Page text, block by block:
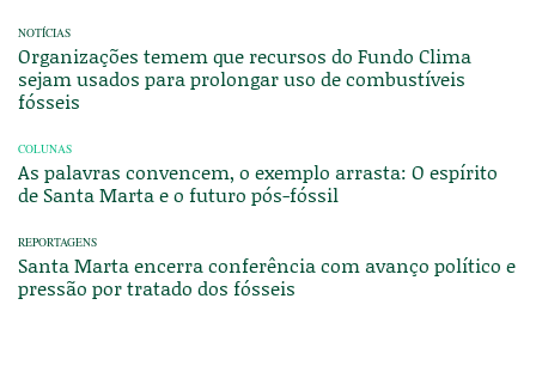
NOTÍCIAS
Organizações temem que recursos do Fundo Clima
sejam usados para prolongar uso de combustíveis
fósseis
COLUNAS
As palavras convencem, o exemplo arrasta: O espírito
de Santa Marta e o futuro pós-fóssil
REPORTAGENS
Santa Marta encerra conferência com avanço político e
pressão por tratado dos fósseis